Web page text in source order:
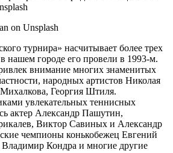
on Unsplash
турнира» насчитывает более трех
нашем городе его провели в 1993‑м.
внимание многих знаменитых
народных артистов Николая
Георгия Штиля.
увлекательных теннисных
актер Александр Пашутин,
Виктор Савиных и Александр
чемпионы конькобежец Евгений
Владимир Кондра и многие другие